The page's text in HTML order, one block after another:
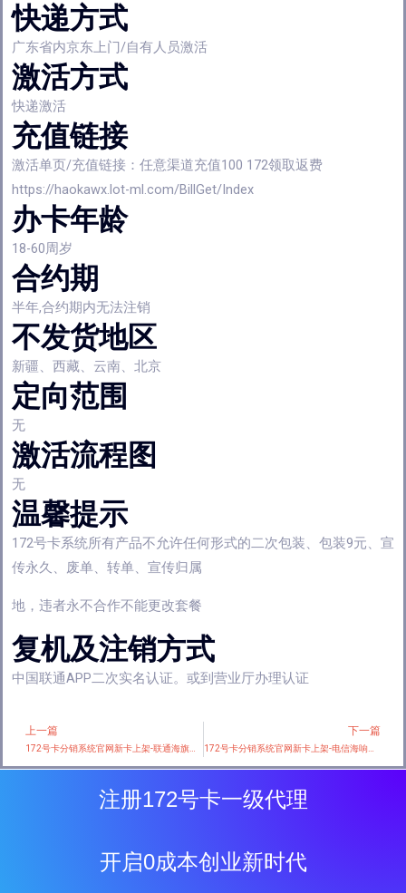
快递方式
广东省内京东上门/自有人员激活
激活方式
快递激活
充值链接
激活单页/充值链接：任意渠道充值100 172领取返费
https://haokawx.lot-ml.com/BillGet/Index
办卡年龄
18-60周岁
合约期
半年,合约期内无法注销
不发货地区
新疆、西藏、云南、北京
定向范围
无
激活流程图
无
温馨提示
172号卡系统所有产品不允许任何形式的二次包装、包装9元、宣
传永久、废单、转单、宣传归属
地，违者永不合作不能更改套餐
复机及注销方式
中国联通APP二次实名认证。或到营业厅办理认证
Prev
上一篇 下一篇
172号卡分销系统官网新卡上架-电信海响卡【19元155G】
注册172号卡一级代理
开启0成本创业新时代